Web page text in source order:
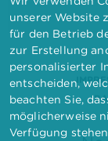
unserer Website
für den Betrieb
zur Erstellung
personalisierter
entscheiden,
beachten Sie,
möglicherweise
Verfügung